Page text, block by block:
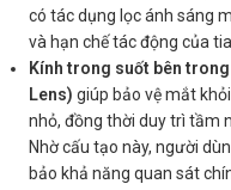
có tác dụng lọc ánh sáng
và hạn chế tác động của
Kính trong suốt bên
Lens) giúp bảo vệ mắt
nhỏ, đồng thời duy trì tầm
Nhờ cấu tạo này, người
bảo khả năng quan sát